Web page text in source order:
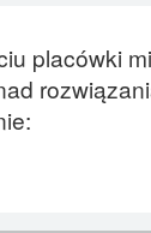
placówki